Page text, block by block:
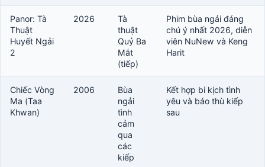
Panor: Tà
Thuật
Huyết Ngải
2
2026
Tà
thuật
Quỷ Ba
Mắt
(tiếp)
Phim bùa ngải đáng
chú ý nhất 2026, diễn
viên NuNew và Keng
Harit
Chiếc Vòng
Ma (Taa
Khwan)
2006
Bùa
ngải
tình
cảm
qua
các
kiếp
Kết hợp bi kịch tình
yêu và báo thù kiếp
sau